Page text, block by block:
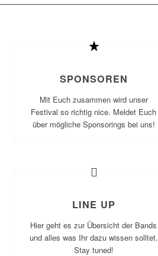
SPONSOREN
Mit Euch zusammen wird unser
Festival so richtig nice. Meldet Euch
über mögliche Sponsorings bei uns!
LINE UP
Hier geht es zur Übersicht der Bands
und alles was Ihr dazu wissen solltet.
Stay tuned!